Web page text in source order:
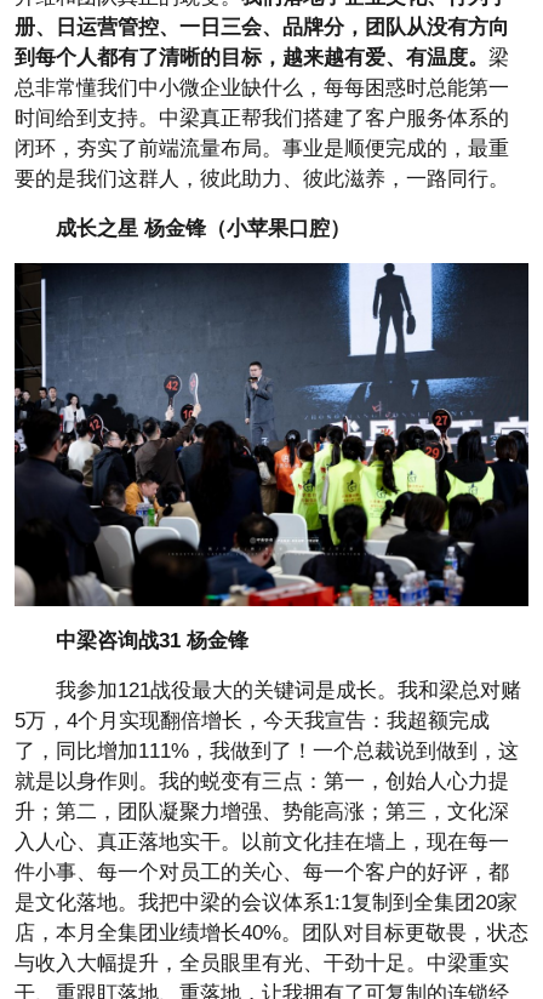
册、日运营管控、一日三会、品牌分，团队从没有方向
到每个人都有了清晰的目标，越来越有爱、有温度。 梁
总非常懂我们中小微企业缺什么，每每困惑时总能第一
时间给到支持。中梁真正帮我们搭建了客户服务体系的
闭环，夯实了前端流量布局。事业是顺便完成的，最重
要的是我们这群人，彼此助力、彼此滋养，一路同行。
成长之星 杨金锋（小苹果口腔）
中梁咨询战31 杨金锋
我参加121战役最大的关键词是成长。我和梁总对赌
5万，4个月实现翻倍增长，今天我宣告：我超额完成
了，同比增加111%，我做到了！一个总裁说到做到，这
就是以身作则。我的蜕变有三点：第一，创始人心力提
升；第二，团队凝聚力增强、势能高涨；第三，文化深
入人心、真正落地实干。以前文化挂在墙上，现在每一
件小事、每一个对员工的关心、每一个客户的好评，都
是文化落地。我把中梁的会议体系1:1复制到全集团20家
店，本月全集团业绩增长40%。团队对目标更敬畏，状态
与收入大幅提升，全员眼里有光、干劲十足。中梁重实
干、重跟盯落地、重落地，让我拥有了可复制的连锁经